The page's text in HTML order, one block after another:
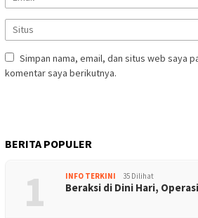
Simpan nama, email, dan situs web saya
komentar saya berikutnya.
BERITA POPULER
1 INFO TERKINI 35 Dilihat
Beraksi di Dini Hari,